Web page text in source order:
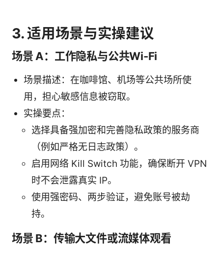
3. 适用场景与实操建议
场景 A：工作隐私与公共Wi-Fi
场景描述：在咖啡馆、机场等公共场所使
用，担心敏感信息被窃取。
实操要点：
选择具备强加密和完善隐私政策的服务商
（例如严格无日志政策）。
启用网络 Kill Switch 功能，确保断开 VPN
时不会泄露真实 IP。
使用强密码、两步验证，避免账号被劫
持。
场景 B：传输大文件或流媒体观看